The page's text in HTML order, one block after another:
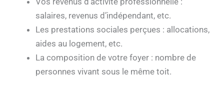
salaires, revenus d’indépendant, etc.
Les prestations sociales perçues : allocations,
aides au logement, etc.
La composition de votre foyer : nombre de
personnes vivant sous le même toit.